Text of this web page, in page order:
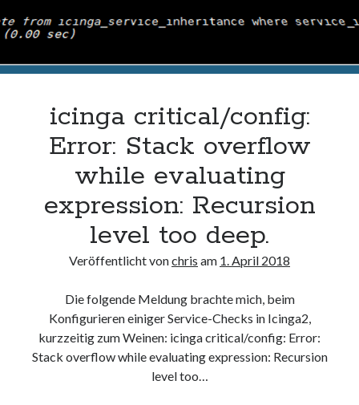
icinga critical/config:
Error: Stack overflow
while evaluating
expression: Recursion
level too deep.
Veröffentlicht vonchris am 1. April 2018
Die folgende Meldung brachte mich, beim
Konfigurieren einiger Service-Checks in Icinga2,
kurzzeitig zum Weinen: icinga critical/config: Error:
Stack overflow while evaluating expression: Recursion
level too…